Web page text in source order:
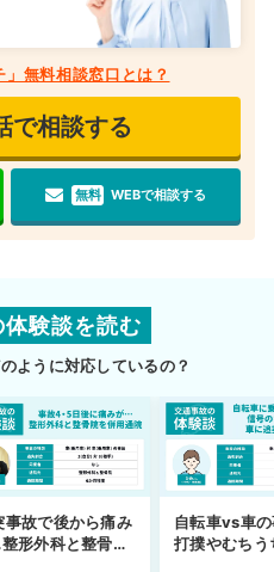
」無料相談窓口とは？
で相談する
無料 WEBで相談する
験談を読む
ように対応しているの？
事故で後から痛み
形外科と整骨院
自転車vs車
打撲やむちう